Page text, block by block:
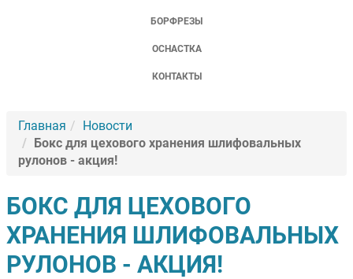
БОРФРЕЗЫ
ОСНАСТКА
КОНТАКТЫ
Главная
Новости
Бокс для цехового хранения шлифовальных
рулонов - акция!
БОКС ДЛЯ ЦЕХОВОГО
ХРАНЕНИЯ ШЛИФОВАЛЬНЫХ
РУЛОНОВ - АКЦИЯ!